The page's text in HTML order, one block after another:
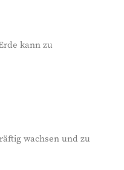
kann zu
wachsen und zu